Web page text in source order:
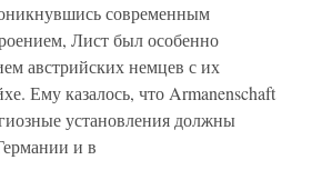
современным
Лист был особенно
австрийских немцев с их
Ему казалось, что Armanenschaft
установления должны
и в